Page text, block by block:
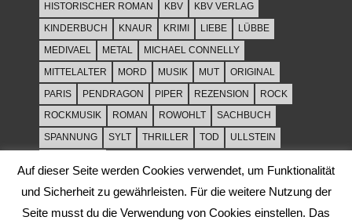
HISTORISCHER ROMAN
KBV
KBV VERLAG
KINDERBUCH
KNAUR KRIMI LIEBE
LÜBBE
MEDIVAEL
METAL
MICHAEL CONNELLY
MITTELALTER
MORD MUSIK MUT
ORIGINAL
PARIS
PENDRAGON PIPER REZENSION
ROCK
ROCKMUSIK
ROMAN ROWOHLT
SACHBUCH
SPANNUNG
SYLT THRILLER TOD
ULLSTEIN
Auf dieser Seite werden Cookies verwendet, um Funktionalität
und Sicherheit zu gewährleisten. Für die weitere Nutzung der
Seite musst du die Verwendung von Cookies einstellen. Das